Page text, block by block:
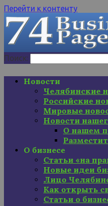
Перейти к контенту
Поиск:
Новости
Челябинские
Российские
Мировые
Новости
О нашем
О бизнесе
Статьи «на
Новые идеи
Лицо
Как открыть
Статьи о